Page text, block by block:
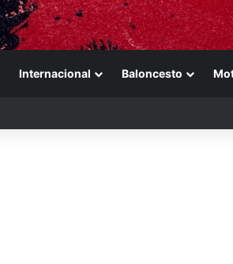
Internacional Baloncesto